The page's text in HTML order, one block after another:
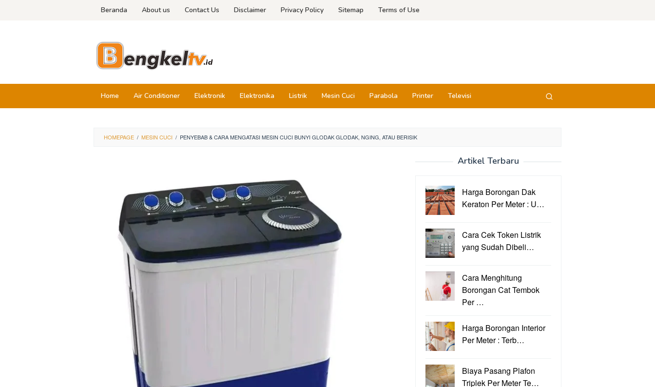
Beranda About us Contact Us Disclaimer Privacy Policy Sitemap Terms of Use
Home Air Conditioner Elektronik Elektronika Listrik Mesin Cuci Parabola Printer Televisi
HOMEPAGE / MESIN CUCI / PENYEBAB & CARA MENGATASI MESIN CUCI BUNYI GLODAK GLODAK, NGING, ATAU BERISIK
Artikel Terbaru
Harga Borongan Dak
Keraton Per Meter : U…
Cara Cek Token Listrik
yang Sudah Dibeli…
Cara Menghitung
Borongan Cat Tembok
Per …
Harga Borongan Interior
Per Meter : Terb…
Biaya Pasang Plafon
Triplek Per Meter Te…